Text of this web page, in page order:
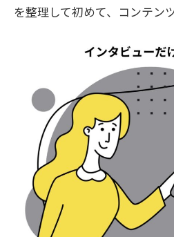
を整理して初めて、コンテン